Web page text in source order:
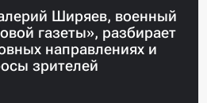
Ширяев, военный
газеты», разбирает
направлениях и
зрителей